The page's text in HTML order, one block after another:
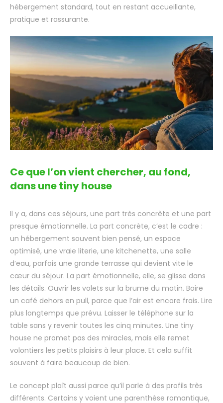
hébergement standard, tout en restant accueillante,
pratique et rassurante.
Ce que l’on vient chercher, au fond,
dans une tiny house
Il y a, dans ces séjours, une part très concrète et une part
presque émotionnelle. La part concrète, c’est le cadre :
un hébergement souvent bien pensé, un espace
optimisé, une vraie literie, une kitchenette, une salle
d’eau, parfois une grande terrasse qui devient vite le
cœur du séjour. La part émotionnelle, elle, se glisse dans
les détails. Ouvrir les volets sur la brume du matin. Boire
un café dehors en pull, parce que l’air est encore frais. Lire
plus longtemps que prévu. Laisser le téléphone sur la
table sans y revenir toutes les cinq minutes. Une tiny
house ne promet pas des miracles, mais elle remet
volontiers les petits plaisirs à leur place. Et cela suffit
souvent à faire beaucoup de bien.
Le concept plaît aussi parce qu’il parle à des profils très
différents. Certains y voient une parenthèse romantique,